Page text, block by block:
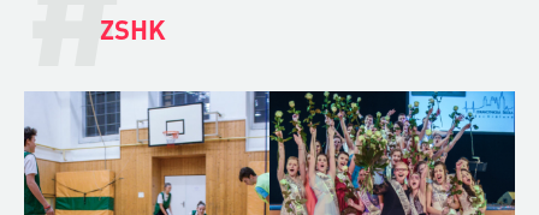
ZSHK